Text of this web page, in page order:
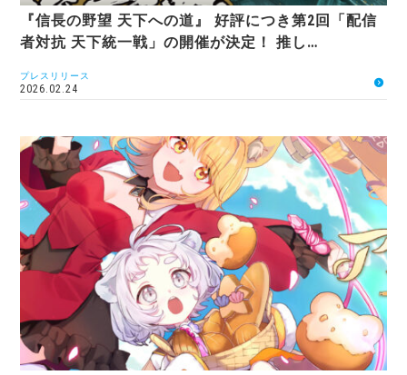
『信長の野望 天下への道』 好評につき第2回「配信
者対抗 天下統一戦」の開催が決定！ 推し…
プレスリリース
2026.02.24